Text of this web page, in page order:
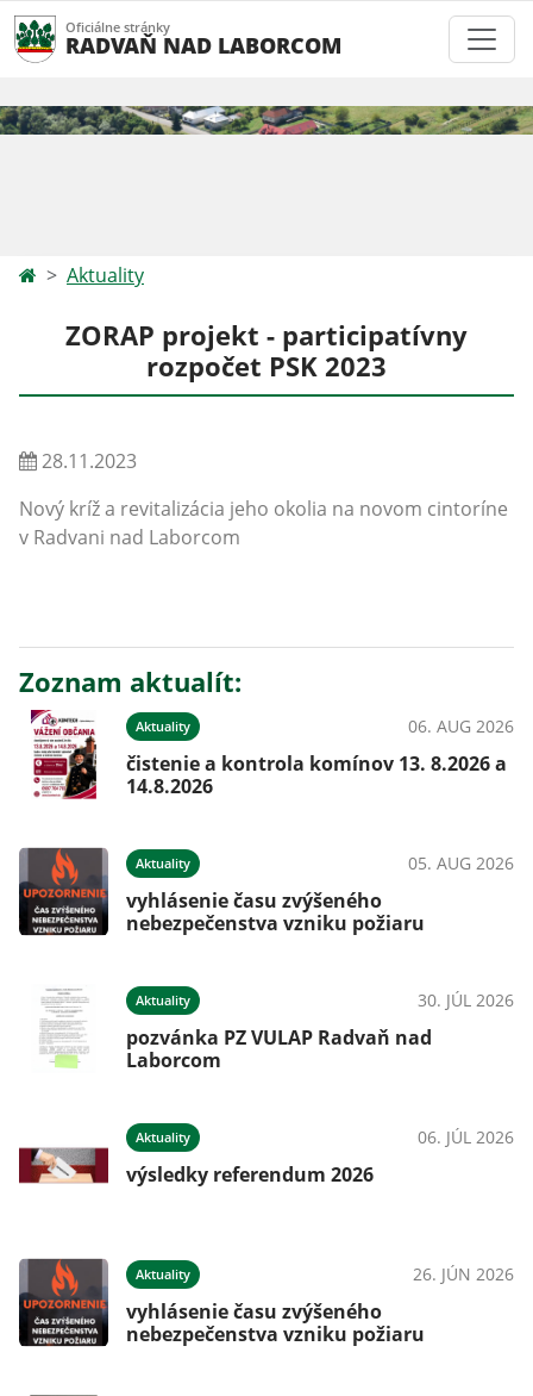
Oficiálne stránky
RADVAŇ NAD LABORCOM
Aktuality
ZORAP projekt - participatívny
rozpočet PSK 2023
28.11.2023
Nový kríž a revitalizácia jeho okolia na novom cintoríne
v Radvani nad Laborcom
Zoznam aktualít:
Aktuality 06. AUG 2026
čistenie a kontrola komínov 13. 8.2026 a
14.8.2026
Aktuality 05. AUG 2026
vyhlásenie času zvýšeného
nebezpečenstva vzniku požiaru
Aktuality 30. JÚL 2026
pozvánka PZ VULAP Radvaň nad
Laborcom
Aktuality 06. JÚL 2026
výsledky referendum 2026
Aktuality 26. JÚN 2026
vyhlásenie času zvýšeného
nebezpečenstva vzniku požiaru